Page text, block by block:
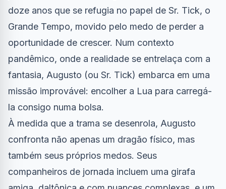
doze anos que se refugia no papel de Sr. Tick, o
Grande Tempo, movido pelo medo de perder a
oportunidade de crescer. Num contexto
pandêmico, onde a realidade se entrelaça com a
fantasia, Augusto (ou Sr. Tick) embarca em uma
missão improvável: encolher a Lua para carregá-
la consigo numa bolsa.
À medida que a trama se desenrola, Augusto
confronta não apenas um dragão físico, mas
também seus próprios medos. Seus
companheiros de jornada incluem uma girafa